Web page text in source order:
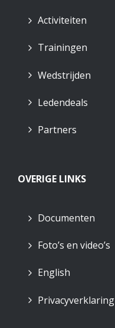
Activiteiten
Trainingen
Wedstrijden
Ledendeals
Partners
OVERIGE LINKS
Documenten
Foto’s en video’s
English
Privacyverklaring